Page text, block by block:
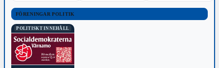
FÖRENINGAR POLITIK
POLITISKT INNEHÅLL